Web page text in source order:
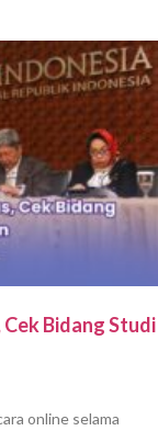
Bidang Studi
online selama